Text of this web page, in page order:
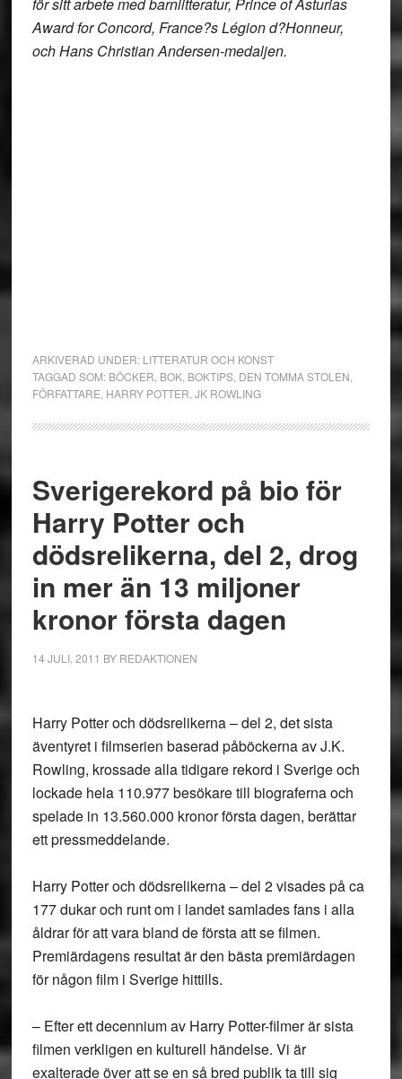
för sitt arbete med barnlitteratur, Prince of Asturias
Award for Concord, France?s Légion d?Honneur,
och Hans Christian Andersen-medaljen.
ARKIVERAD UNDER: LITTERATUR OCH KONST
TAGGAD SOM: BÖCKER BOK, BOKTIPS, DEN TOMMA STOLEN
FÖRFATTARE HARRY POTTER JK ROWLING
Sverigerekord på bio för
Harry Potter och
dödsrelikerna, del 2, drog
in mer än 13 miljoner
kronor första dagen
14 JULI, 2011 BY REDAKTIONEN
Harry Potter och dödsrelikerna – del 2, det sista
äventyret i filmserien baserad påböckerna av J.K.
Rowling, krossade alla tidigare rekord i Sverige och
lockade hela 110.977 besökare till biograferna och
spelade in 13.560.000 kronor första dagen, berättar
ett pressmeddelande.
Harry Potter och dödsrelikerna – del 2 visades på ca
177 dukar och runt om i landet samlades fans i alla
åldrar för att vara bland de första att se filmen.
Premiärdagens resultat är den bästa premiärdagen
för någon film i Sverige hittills.
– Efter ett decennium av Harry Potter-filmer är sista
filmen verkligen en kulturell händelse. Vi är
exalterade över att se en så bred publik ta till sig